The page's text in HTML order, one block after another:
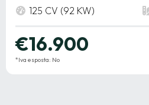
125 CV (92 KW)
€16.900
*Iva esposta: No